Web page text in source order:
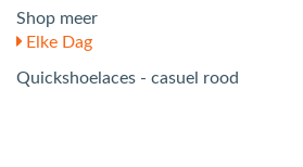
Shop meer
Elke Dag
Quickshoelaces - casuel rood